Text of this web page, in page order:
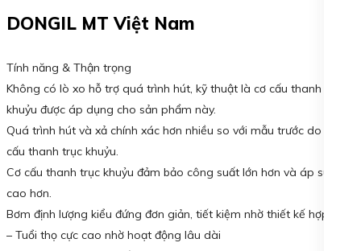
DONGIL MT Việt Nam
Tính năng & Thận trọng
Không có lò xo hỗ trợ quá trình hút, kỹ thuật là cơ cấu thanh trục
khuỷu được áp dụng cho sản phẩm này.
Quá trình hút và xả chính xác hơn nhiều so với mẫu trước do cơ
cấu thanh trục khuỷu.
Cơ cấu thanh trục khuỷu đảm bảo công suất lớn hơn và áp suất
cao hơn.
Bơm định lượng kiểu đứng đơn giản, tiết kiệm nhờ thiết kế hợp lý.
– Tuổi thọ cực cao nhờ hoạt động lâu dài